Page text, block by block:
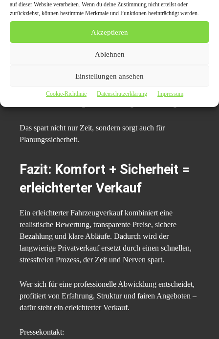
auf dieser Website verarbeiten. Wenn du deine Zustimmung nicht erteilst oder
zurückziehst, können bestimmte Merkmale und Funktionen beeinträchtigt werden.
Akzeptieren
Ablehnen
Einstellungen ansehen
Cookie-Richtlinie Datenschutzerklärung Impressum
Keine langen Wartezeiten
Ein großer Vorteil strukturierter Ankaufprozesse ist die
oder Besichtigungstermine entfallen. Häufig kann der
Verkauf innerhalb weniger Tage abgeschlossen werden –
Das spart nicht nur Zeit, sondern sorgt auch für
Planungssicherheit.
Fazit: Komfort + Sicherheit =
erleichterter Verkauf
Ein erleichterter Fahrzeugverkauf kombiniert eine
realistische Bewertung, transparente Preise, sichere
Bezahlung und klare Abläufe. Dadurch wird der
langwierige Privatverkauf ersetzt durch einen schnellen,
stressfreien Prozess, der Zeit und Nerven spart.
Wer sich für eine professionelle Abwicklung entscheidet,
profitiert von Erfahrung, Struktur und fairen Angeboten –
dafür steht ein erleichterter Verkauf.
Pressekontakt: